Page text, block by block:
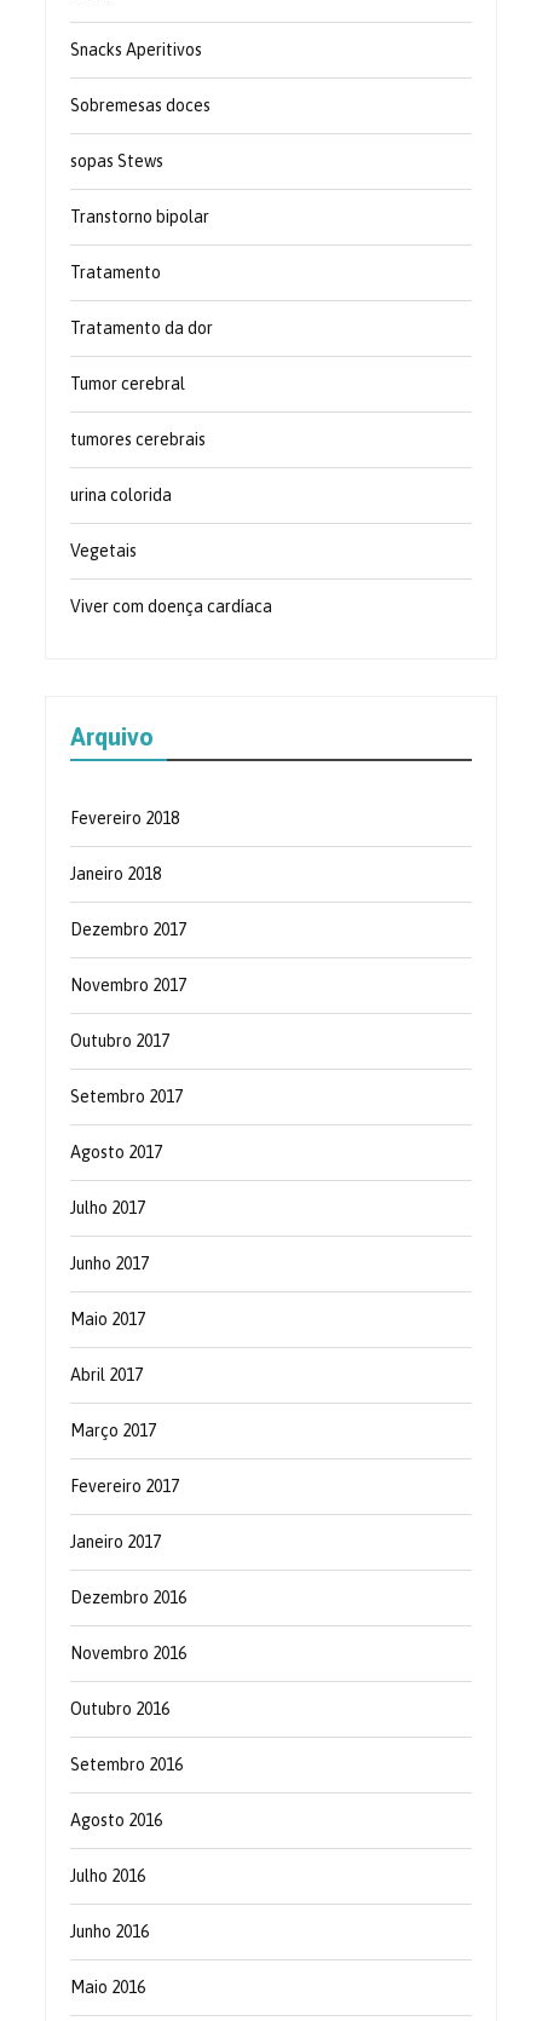
Snacks Aperitivos
Sobremesas doces
sopas Stews
Transtorno bipolar
Tratamento
Tratamento da dor
Tumor cerebral
tumores cerebrais
urina colorida
Vegetais
Viver com doença cardíaca
Arquivo
Fevereiro 2018
Janeiro 2018
Dezembro 2017
Novembro 2017
Outubro 2017
Setembro 2017
Agosto 2017
Julho 2017
Junho 2017
Maio 2017
Abril 2017
Março 2017
Fevereiro 2017
Janeiro 2017
Dezembro 2016
Novembro 2016
Outubro 2016
Setembro 2016
Agosto 2016
Julho 2016
Junho 2016
Maio 2016